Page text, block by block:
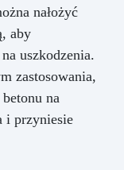
nałożyć
aby
uszkodzenia.
zastosowania,
na
i przyniesie